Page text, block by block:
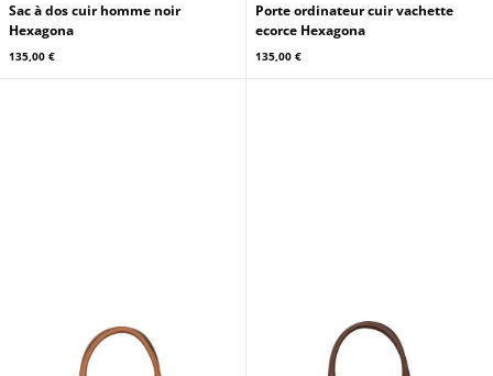
sac à dos cuir homme noir
Hexagona
135,00 €
Porte ordinateur cuir vachette
ecorce Hexagona
135,00 €